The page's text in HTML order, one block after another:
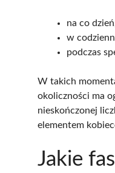
na co
w
podczas
W takich
okoliczności ma
nieskończonej
elementem
Jakie